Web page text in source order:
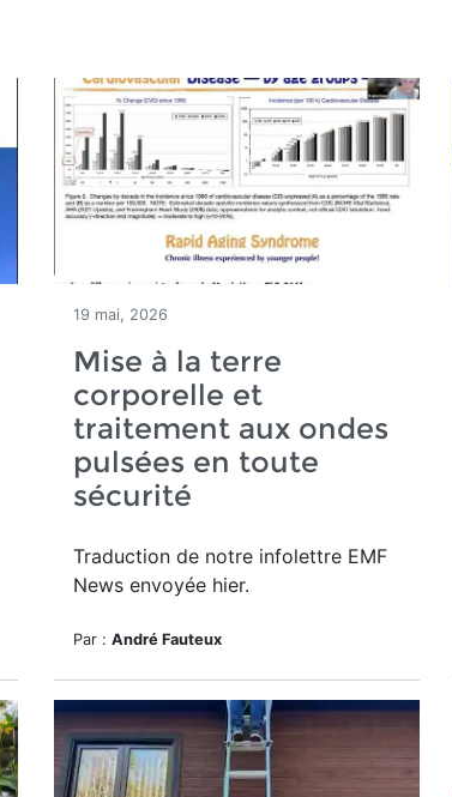
19 mai, 2026
Mise à la terre
corporelle et
traitement aux ondes
pulsées en toute
sécurité
Traduction de notre infolettre EMF
News envoyée hier.
Par : André Fauteux